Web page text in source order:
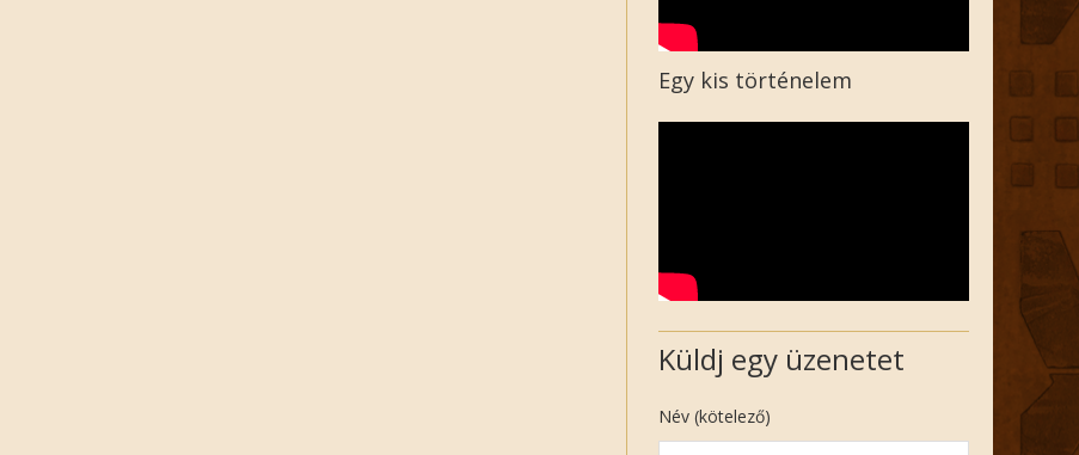
Egy kis történelem
Küldj egy üzenetet
Név (kötelező)